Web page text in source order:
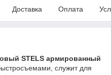
Доставка Оплата
STELS армированный
служит для